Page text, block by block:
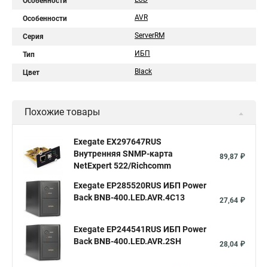
Особенности AVR
Серия ServerRM
Тип ИБП
Цвет Black
Похожие товары
Exegate EX297647RUS
Внутренняя SNMP-карта
NetExpert 522/Richcomm
89,87 ₽
Exegate EP285520RUS ИБП Power
Back BNB-400.LED.AVR.4C13
27,64 ₽
Exegate EP244541RUS ИБП Power
Back BNB-400.LED.AVR.2SH
28,04 ₽